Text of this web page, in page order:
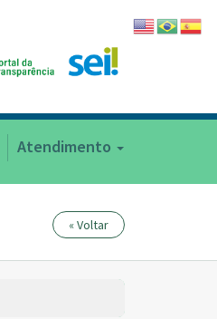
Atendimento
« Voltar